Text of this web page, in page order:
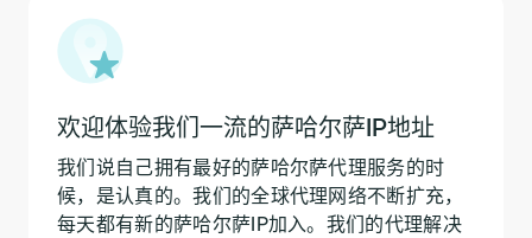
欢迎体验我们一流的萨哈尔萨IP地址
我们说自己拥有最好的萨哈尔萨代理服务的时
候，是认真的。我们的全球代理网络不断扩充，
每天都有新的萨哈尔萨IP加入。我们的代理解决